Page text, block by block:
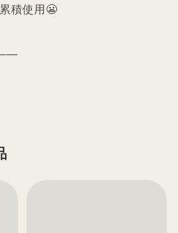
積使用😬